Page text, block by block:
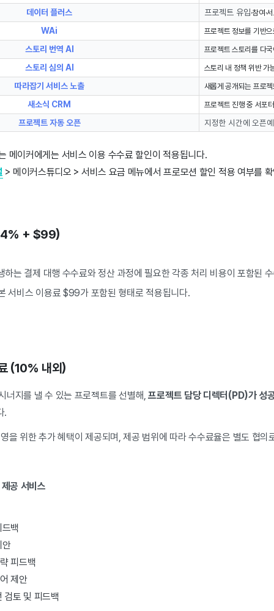
데이터 플러스
프로젝트 유입·참여 ·
WAi 프로젝트 정보를 기반
스토리 번역 AI 프로젝트 스토리를 다
스토리 심의 AI 스토리 내 정책 위반 가
따라잡기 서비스 노출 새롭게 공개되는 프로
새소식 CRM 프로젝트 진행 중 서포
프로젝트 자동 오픈 지정한 시간에 오픈
메이커에게는 서비스 이용 수수료 할인이 적용됩니다.
> 메이커스튜디오 > 서비스 요금 메뉴에서 프로모션 할인 적용 여부를
+ $99)
하는 결제 대행 수수료와 정산 과정에 필요한 각종 처리 비용이 포함된
서비스 이용료 $99가 포함된 형태로 적용됩니다.
(10% 내외)
너지를 낼 수 있는 프로젝트를 선별해,프로젝트 담당 디렉터(PD)가 성
.
을 위한 추가 혜택이 제공되며, 제공 범위에 따라 수수료율은 별도 협의
공 서비스
백
안
피드백
제안
검토 및 피드백